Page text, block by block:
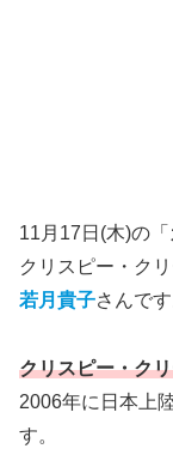
11月17日(木)の「
クリスピー・ク
若月貴子さんです
クリスピー・ク
2006年に日本上
す。